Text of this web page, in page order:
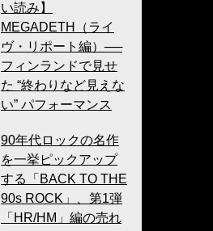
い読み】
MEGADETH（ライ
ヴ・リポート編）──
フィンランドで見せ
た “終わりなど見えな
い” パフォーマンス
90年代ロックの名作
を一挙ピックアップ
する「BACK TO THE
90s ROCK」、第1弾
「HR/HM」編の売れ